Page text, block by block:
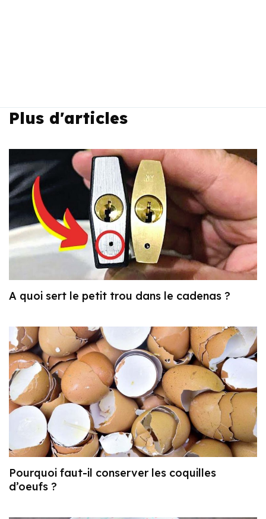
Plus d'articles
A quoi sert le petit trou dans le cadenas ?
Pourquoi faut-il conserver les coquilles
d’oeufs ?